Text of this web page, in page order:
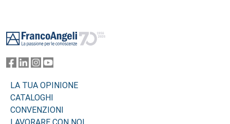
LA TUA OPINIONE
CATALOGHI
CONVENZIONI